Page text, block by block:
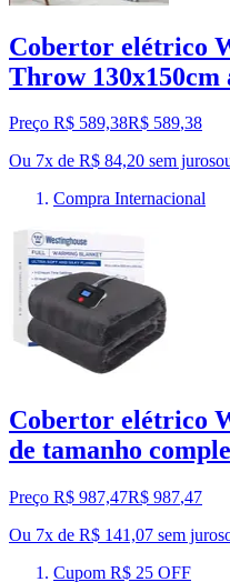
Cobertor elétrico
Throw 130x150cm
Preço R$ 589,38R$ 589,38
Ou 7x de R$ 84,20 sem juros
Compra Internacional
Cobertor elétrico
de tamanho
Preço R$ 987,47R$ 987,47
Ou 7x de R$ 141,07 sem juros
Cupom R$ 25 OFF